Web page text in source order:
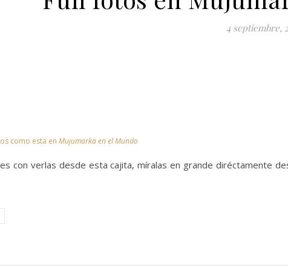
4 septiembre,
como esta en Mujumarka en el Mundo
con verlas desde esta cajita, míralas en grande diréctamente